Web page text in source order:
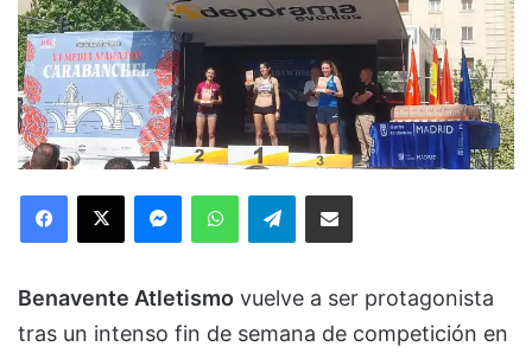
Facebook
X MessengerWhatsAppTelegramCompartir via Email
Benavente Atletismo vuelve a ser protagonista
tras un intenso fin de semana de competición en